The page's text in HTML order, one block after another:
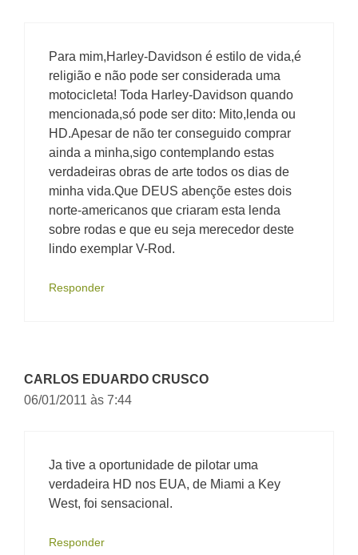
Para mim,Harley-Davidson é estilo de vida,é
religião e não pode ser considerada uma
motocicleta! Toda Harley-Davidson quando
mencionada,só pode ser dito: Mito,lenda ou
HD.Apesar de não ter conseguido comprar
ainda a minha,sigo contemplando estas
verdadeiras obras de arte todos os dias de
minha vida.Que DEUS abençõe estes dois
norte-americanos que criaram esta lenda
sobre rodas e que eu seja merecedor deste
lindo exemplar V-Rod.
Responder
CARLOS EDUARDO CRUSCO
06/01/2011 às 7:44
Ja tive a oportunidade de pilotar uma
verdadeira HD nos EUA, de Miami a Key
West, foi sensacional.
Responder